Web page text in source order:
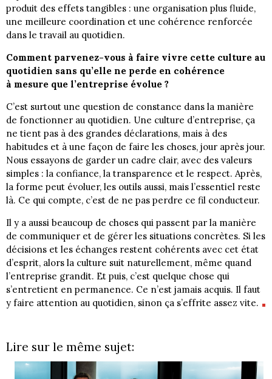
produit des effets tangibles : une organisation plus fluide,
une meilleure coordination et une cohérence renforcée
dans le travail au quotidien.
Comment parvenez-vous à faire vivre cette culture au
quotidien sans qu’elle ne perde en cohérence
à mesure que l’entreprise évolue ?
C’est surtout une question de constance dans la manière
de fonctionner au quotidien. Une culture d’entreprise, ça
ne tient pas à des grandes déclarations, mais à des
habitudes et à une façon de faire les choses, jour après jour.
Nous essayons de garder un cadre clair, avec des valeurs
simples : la confiance, la transparence et le respect. Après,
la forme peut évoluer, les outils aussi, mais l’essentiel reste
là. Ce qui compte, c’est de ne pas perdre ce fil conducteur.
Il y a aussi beaucoup de choses qui passent par la manière
de communiquer et de gérer les situations concrètes. Si les
décisions et les échanges restent cohérents avec cet état
d’esprit, alors la culture suit naturellement, même quand
l’entreprise grandit. Et puis, c’est quelque chose qui
s’entretient en permanence. Ce n’est jamais acquis. Il faut
y faire attention au quotidien, sinon ça s’effrite assez vite.
Lire sur le même sujet: